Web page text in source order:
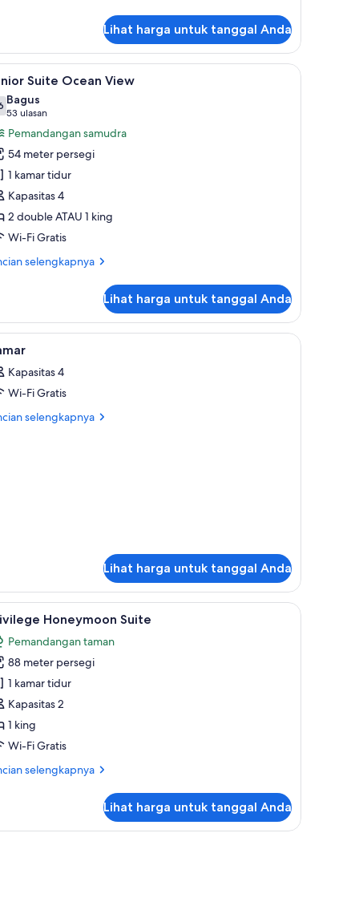
Lihat harga untuk tanggal Anda
dan meja kerja Junior Suite Ocean View | Seprai premium,
6 Suite Ocean View
dari 10
Bagus
53 ulasan
(53
ulasan)
Pemandangan samudra
54 meter persegi
1 kamar tidur
Kapasitas 4
2 double ATAU 1 king
Wi-Fi Gratis
selengkapnya
Lihat harga untuk tanggal Anda
dan meja kerja Seprai premium, minibar gratis, brankas, dan
11
Kapasitas 4
Wi-Fi Gratis
selengkapnya
Lihat harga untuk tanggal Anda
| Seprai premium, minibar gratis, brankas, dan meja kerja
Privilege Honeymoon Suite | Seprai
5 Honeymoon Suite
Pemandangan taman
88 meter persegi
1 kamar tidur
Kapasitas 2
1 king
Wi-Fi Gratis
selengkapnya
Lihat harga untuk tanggal Anda
dan meja kerja